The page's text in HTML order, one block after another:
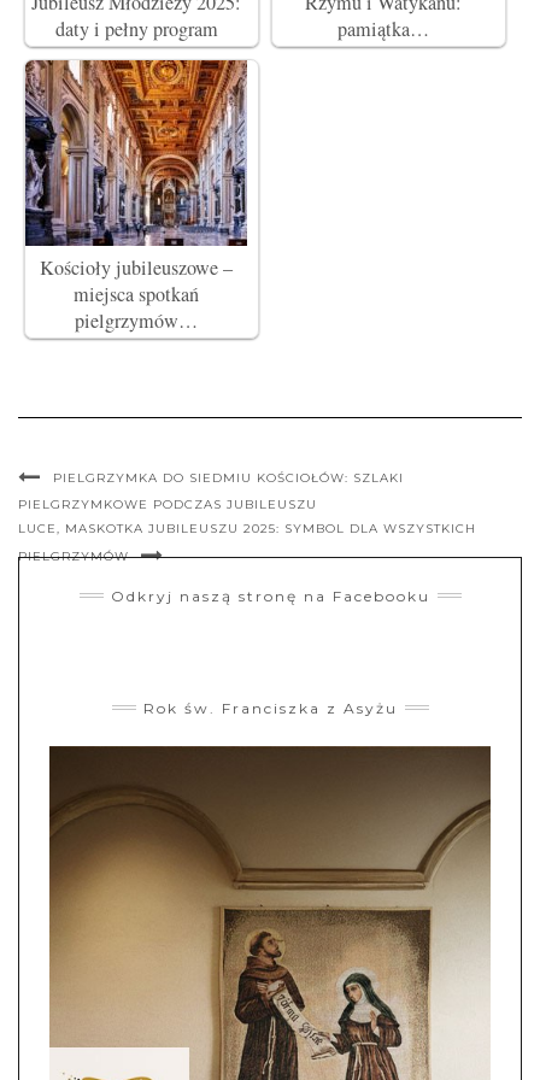
daty i pełny program
pamiątka…
Kościoły jubileuszowe –
miejsca spotkań
pielgrzymów…
PIELGRZYMKA DO SIEDMIU KOŚCIOŁÓW: SZLAKI
PIELGRZYMKOWE PODCZAS JUBILEUSZU
LUCE, MASKOTKA JUBILEUSZU 2025: SYMBOL DLA WSZYSTKICH
PIELGRZYMÓW
Odkryj naszą stronę na Facebooku
Rok św. Franciszka z Asyżu